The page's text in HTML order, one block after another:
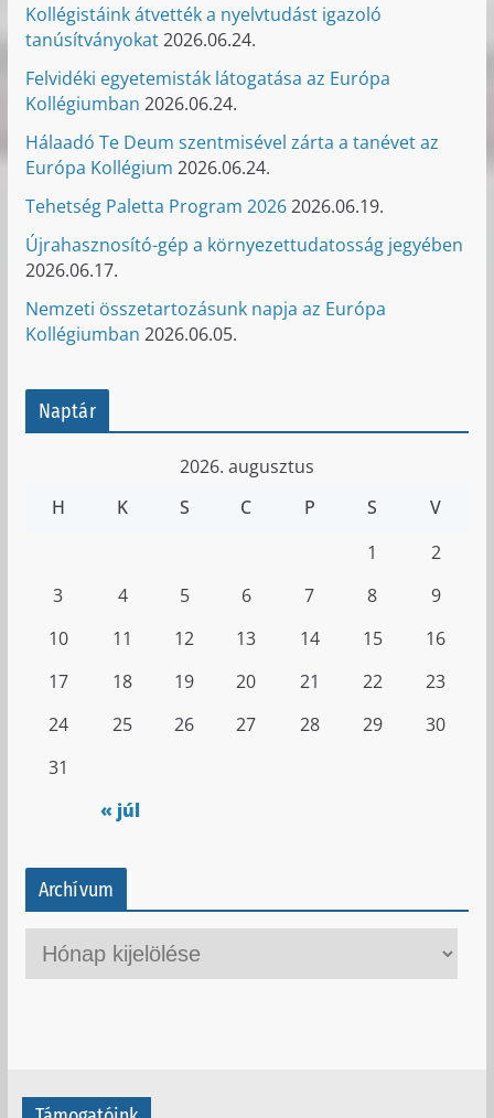
Kollégistáink átvették a nyelvtudást igazoló
tanúsítványokat2026.06.24.
Felvidéki egyetemisták látogatása az Európa
Kollégiumban 2026.06.24.
Hálaadó Te Deum szentmisével zárta a tanévet az
Európa Kollégium 2026.06.24.
Tehetség Paletta Program 20262026.06.19.
Újrahasznosító-gép a környezettudatosság jegyében
2026.06.17.
Nemzeti összetartozásunk napja az Európa
Kollégiumban 2026.06.05.
Naptár
2026. augusztus
H
K S C P S V
« júl
1
2
3
4 5 6 7 8
9
10
11 12 13 14 15
16
17
18 19 20 21 22
23
24
25 26 27 28 29
30
31
Archívum
r